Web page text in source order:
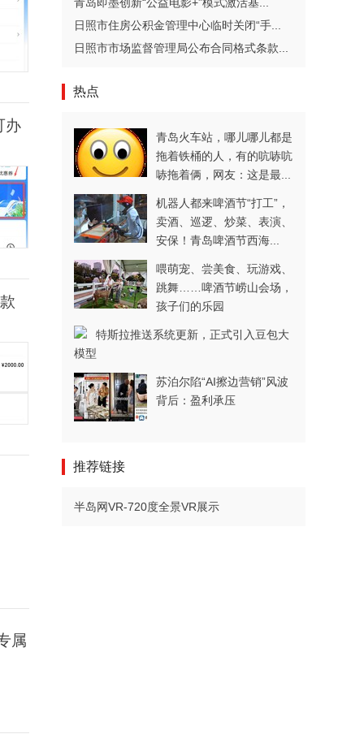
办
属
日照市住房公积金管理中心临时关闭“手...
日照市市场监督管理局公布合同格式条款...
热点
青岛火车站，哪儿哪儿都是
拖着铁桶的人，有的吭哧吭
哧拖着俩，网友：这是最...
机器人都来啤酒节“打工”，
卖酒、巡逻、炒菜、表演、
安保！青岛啤酒节西海...
喂萌宠、尝美食、玩游戏、
跳舞……啤酒节崂山会场，
孩子们的乐园
特斯拉推送系统更新，正式引入豆包大
模型
苏泊尔陷“AI擦边营销”风波
背后：盈利承压
推荐链接
半岛网VR-720度全景VR展示